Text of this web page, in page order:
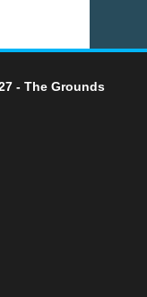
- The Grounds